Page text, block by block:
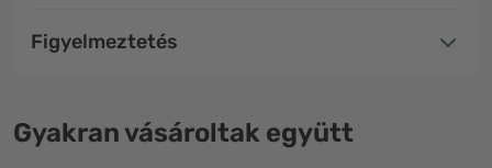
Figyelmeztetés
Gyakran vásároltak együtt